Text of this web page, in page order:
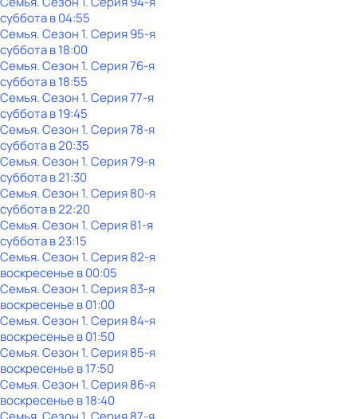
субботав04:55
Семья. Сезон 1. Серия 95-я
субботав18:00
Семья. Сезон 1. Серия 76-я
субботав18:55
Семья. Сезон 1. Серия 77-я
субботав19:45
Семья. Сезон 1. Серия 78-я
субботав20:35
Семья. Сезон 1. Серия 79-я
субботав21:30
Семья. Сезон 1. Серия 80-я
субботав22:20
Семья. Сезон 1. Серия 81-я
субботав23:15
Семья. Сезон 1. Серия 82-я
воскресенье в00:05
Семья. Сезон 1. Серия 83-я
воскресенье в01:00
Семья. Сезон 1. Серия 84-я
воскресенье в01:50
Семья. Сезон 1. Серия 85-я
воскресенье в17:50
Семья. Сезон 1. Серия 86-я
воскресенье в18:40